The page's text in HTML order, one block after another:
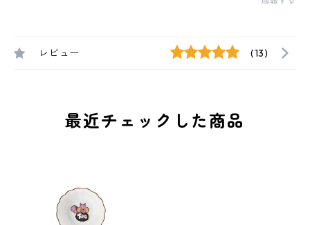
レビュー (13)
最近チェックした商品